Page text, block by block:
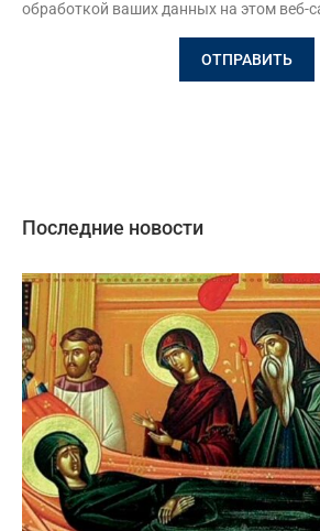
обработкой ваших данных на этом веб-
Последние новости